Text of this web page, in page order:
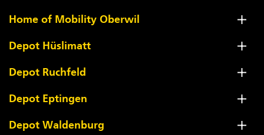
Home of Mobility Oberwil
Depot Hüslimatt
Depot Ruchfeld
Depot Eptingen
Depot Waldenburg